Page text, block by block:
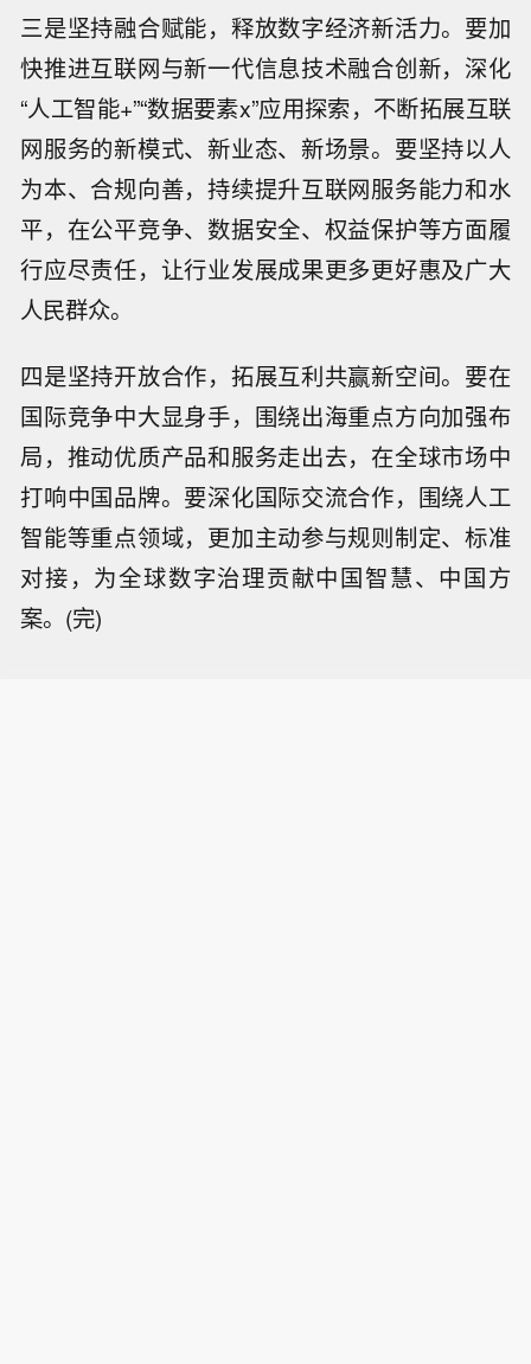
三是坚持融合赋能，释放数字经济新活力。要加
快推进互联网与新一代信息技术融合创新，深化
“人工智能+”“数据要素x”应用探索，不断拓展互联
网服务的新模式、新业态、新场景。要坚持以人
为本、合规向善，持续提升互联网服务能力和水
平，在公平竞争、数据安全、权益保护等方面履
行应尽责任，让行业发展成果更多更好惠及广大
人民群众。
四是坚持开放合作，拓展互利共赢新空间。要在
国际竞争中大显身手，围绕出海重点方向加强布
局，推动优质产品和服务走出去，在全球市场中
打响中国品牌。要深化国际交流合作，围绕人工
智能等重点领域，更加主动参与规则制定、标准
对接，为全球数字治理贡献中国智慧、中国方
案。(完)